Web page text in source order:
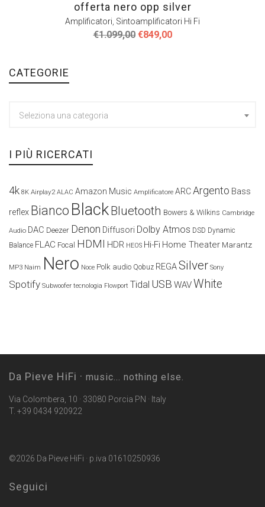
offerta nero opp silver
Amplificatori, Sintoamplificatori Hi Fi
€1.099,00 Il
€849,00Il
CATEGORIE
Seleziona una categoria
I PIÙ RICERCATI
4k 8K Airplay2 ALAC Amazon Music Amplificatore ARCArgento Bass
reflex Bianco Black Bluetooth Bowers & Wilkins Cambridge
Audio DAC Deezer Denon Diffusori Dolby Atmos DSD Dynamic
Balance FLAC Focal HDMI HDR HEOS Hi-Fi Home Theater Marantz
MP3 Naim Nero Noce Polk audio Qobuz REGASilver Sony
Spotify Subwoofer tecnologia Flowport Tidal USB WAVWhite
Da Pieve HiFi · music... nothing else.
Via Colombera, 10 · 33080 Porcia PN · Italy
T. +39 0434 920922
©2026 Da Pieve HiFi · p.iva 01610250936
Seguici